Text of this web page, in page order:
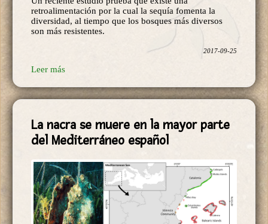
Un reciente estudio prueba que existe una
retroalimentación por la cual la sequía fomenta la
diversidad, al tiempo que los bosques más diversos
son más resistentes.
Leer más
La nacra se muere en la mayor parte
del Mediterráneo español